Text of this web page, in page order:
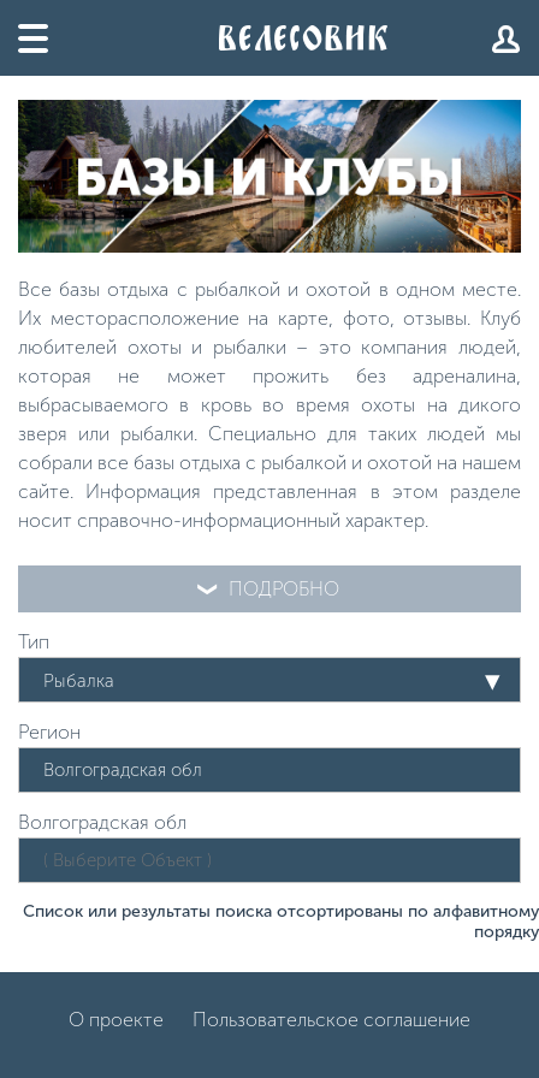
Все базы отдыха с рыбалкой и охотой в одном месте.
Их месторасположение на карте, фото, отзывы. Клуб
любителей охоты и рыбалки – это компания людей,
которая не может прожить без адреналина,
выбрасываемого в кровь во время охоты на дикого
зверя или рыбалки. Специально для таких людей мы
собрали все базы отдыха с рыбалкой и охотой на нашем
сайте. Информация представленная в этом разделе
носит справочно-информационный характер.
ПОДРОБНО
Тип
Рыбалка
Регион
Волгоградская обл
Список или результаты поиска отсортированы по алфавитному
порядку
О проекте Пользовательское соглашение